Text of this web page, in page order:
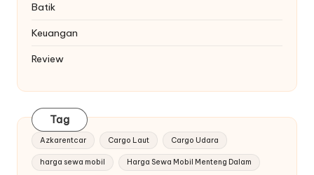
Batik
Keuangan
Review
Tag
Azkarentcar Cargo Laut Cargo Udara
harga sewa mobil Harga Sewa Mobil Menteng Dalam